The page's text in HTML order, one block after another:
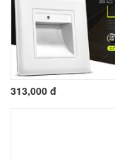
313,000 đ